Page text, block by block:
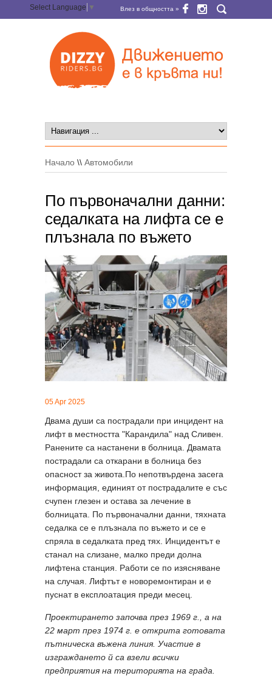
Select Language ▼ Влез в общността »
Начало \\ Автомобили
По първоначални данни:
седалката на лифта се е
плъзнала по въжето
05 Apr 2025
Двама души са пострадали при инцидент на
лифт в местността "Карандила" над Сливен.
Ранените са настанени в болница. Двамата
пострадали са откарани в болница без
опасност за живота.По непотвърдена засега
информация, единият от пострадалите е със
счупен глезен и остава за лечение в
болницата. По първоначални данни, тяхната
седалка се е плъзнала по въжето и се е
спряла в седалката пред тях. Инцидентът е
станал на слизане, малко преди долна
лифтена станция. Работи се по изясняване
на случая. Лифтът е новоремонтиран и е
пуснат в експлоатация преди месец.
Проектирането започва през 1969 г., а на
22 март през 1974 г. е открита готовата
пътническа въжена линия. Участие в
изграждането й са взели всички
предприятия на територията на града.